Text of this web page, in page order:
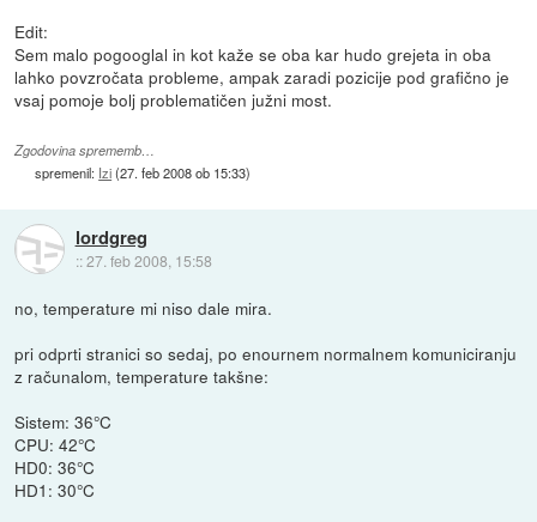
Edit:
Sem malo pogooglal in kot kaže se oba kar hudo grejeta in oba
lahko povzročata probleme, ampak zaradi pozicije pod grafično je
vsaj pomoje bolj problematičen južni most.
Zgodovina sprememb…
spremenil: Izi(27. feb 2008 ob 15:33)
lordgreg
::27. feb 2008, 15:58
no, temperature mi niso dale mira.
pri odprti stranici so sedaj, po enournem normalnem komuniciranju
z računalom, temperature takšne:
Sistem: 36°C
CPU: 42°C
HD0: 36°C
HD1: 30°C